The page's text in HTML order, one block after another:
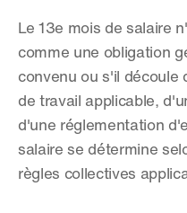
Le 13e mois de salaire
comme une obligation
convenu ou s'il découle
de travail applicable,
d'une réglementation
salaire se détermine
règles collectives